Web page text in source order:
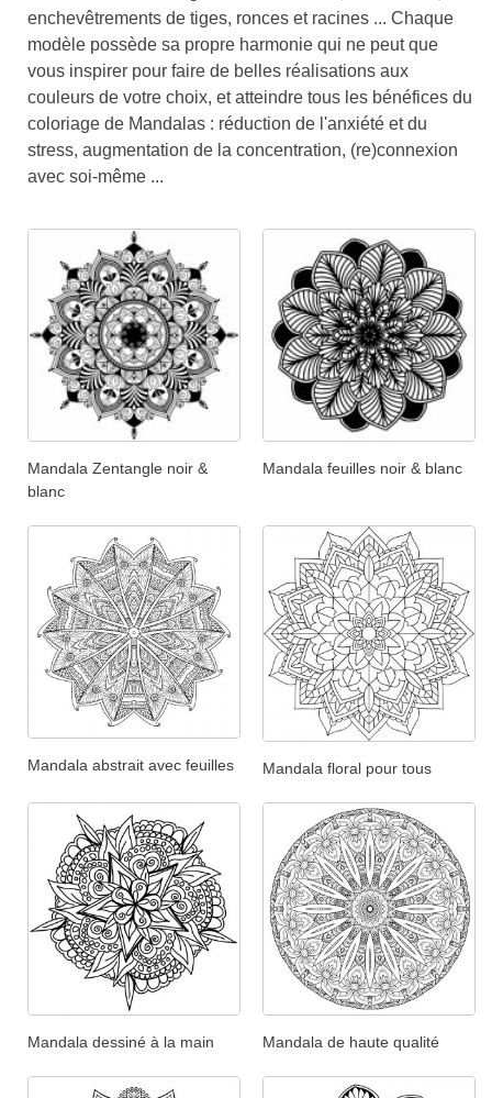
enchevêtrements de tiges, ronces et racines ... Chaque
modèle possède sa propre harmonie qui ne peut que
vous inspirer pour faire de belles réalisations aux
couleurs de votre choix, et atteindre tous les bénéfices du
coloriage de Mandalas : réduction de l'anxiété et du
stress, augmentation de la concentration, (re)connexion
avec soi-même ...
Mandala Zentangle noir &
blanc
Mandala feuilles noir & blanc
Mandala abstrait avec feuilles Mandala floral pour tous
Mandala dessiné à la main Mandala de haute qualité